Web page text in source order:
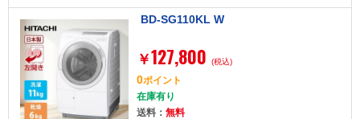
BD-SG110KL W
￥127,800 (税込)
0ポイント
在庫有り
送料： 無料